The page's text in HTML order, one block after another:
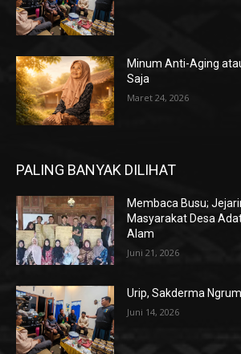
Minum Anti-Aging
Saja
Maret 24, 2026
PALING BANYAK DILIHAT
Membaca Busu;
Masyarakat Desa
Alam
Juni 21, 2026
Urip, Sakderma
Juni 14, 2026